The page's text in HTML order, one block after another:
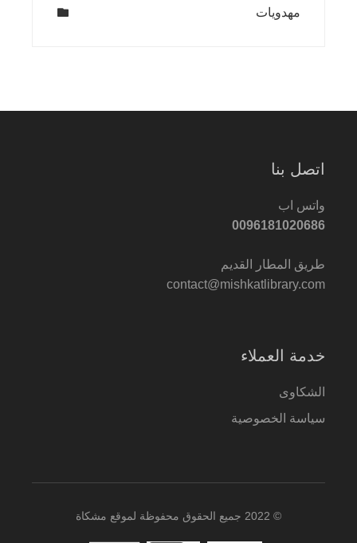
مهدويات
اتصل بنا
واتس اب
0096181020686
طريق المطار القديم
contact@mishkatlibrary.com
خدمة العملاء
الشكاوى
سياسة الخصوصية
© 2022 جميع الحقوق محفوظة لموقع مشكاة